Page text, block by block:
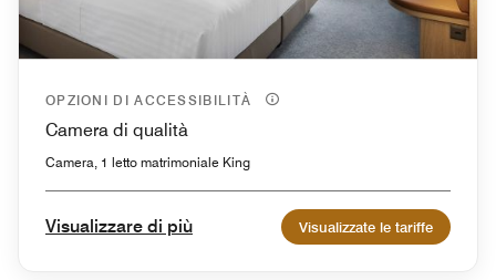
OPZIONI DI ACCESSIBILITÀ
Camera di qualità
Camera, 1 letto matrimoniale King
Visualizzare di più Visualizzate le tariffe